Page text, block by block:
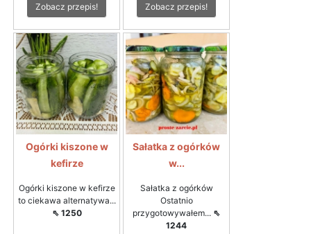
Zobacz przepis! Zobacz przepis!
Ogórki kiszone w
kefirze
Ogórki kiszone w kefirze
to ciekawa alternatywa...
⇖ 1250
Sałatka z ogórków
w...
Sałatka z ogórków
Ostatnio
przygotowywałem... ⇖
1244